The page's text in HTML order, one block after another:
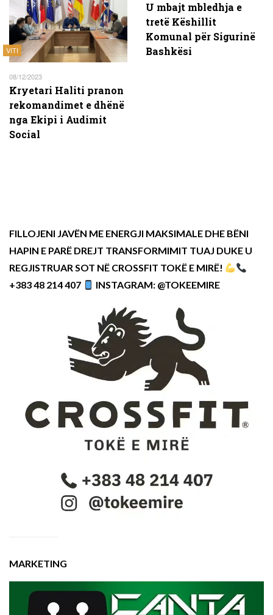
VITI
08/12/2023
Kryetari Haliti pranon
rekomandimet e dhënë
nga Ekipi i Audimit
Social
U mbajt mbledhja e
tretë Këshillit
Komunal për Sigurinë
Bashkësi
FILLOJENI JAVËN ME ENERGJI MAKSIMALE DHE BËNI
HAPIN E PARË DREJT TRANSFORMIMIT TUAJ DUKE U
REGJISTRUAR SOT NË CROSSFIT TOKË E MIRË!
+383 48 214 407
INSTAGRAM: @TOKEEMIRE
MARKETING